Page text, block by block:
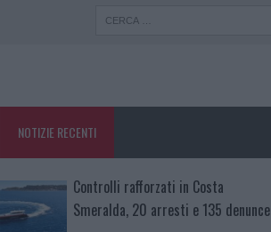
NOTIZIE RECENTI
Controlli rafforzati in Costa
Smeralda, 20 arresti e 135 denunce